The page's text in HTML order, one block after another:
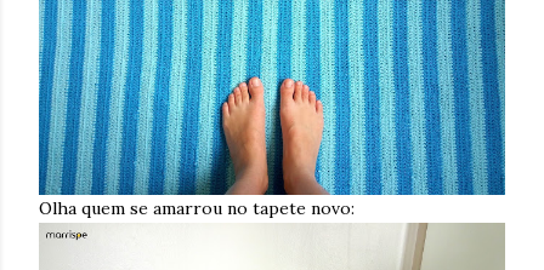
Olha quem se amarrou no tapete novo: